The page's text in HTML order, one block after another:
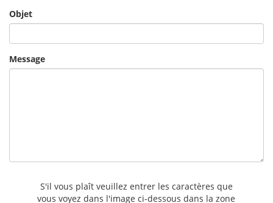
Objet
Message
S'il vous plaît veuillez entrer les caractères que
vous voyez dans l'image ci-dessous dans la zone